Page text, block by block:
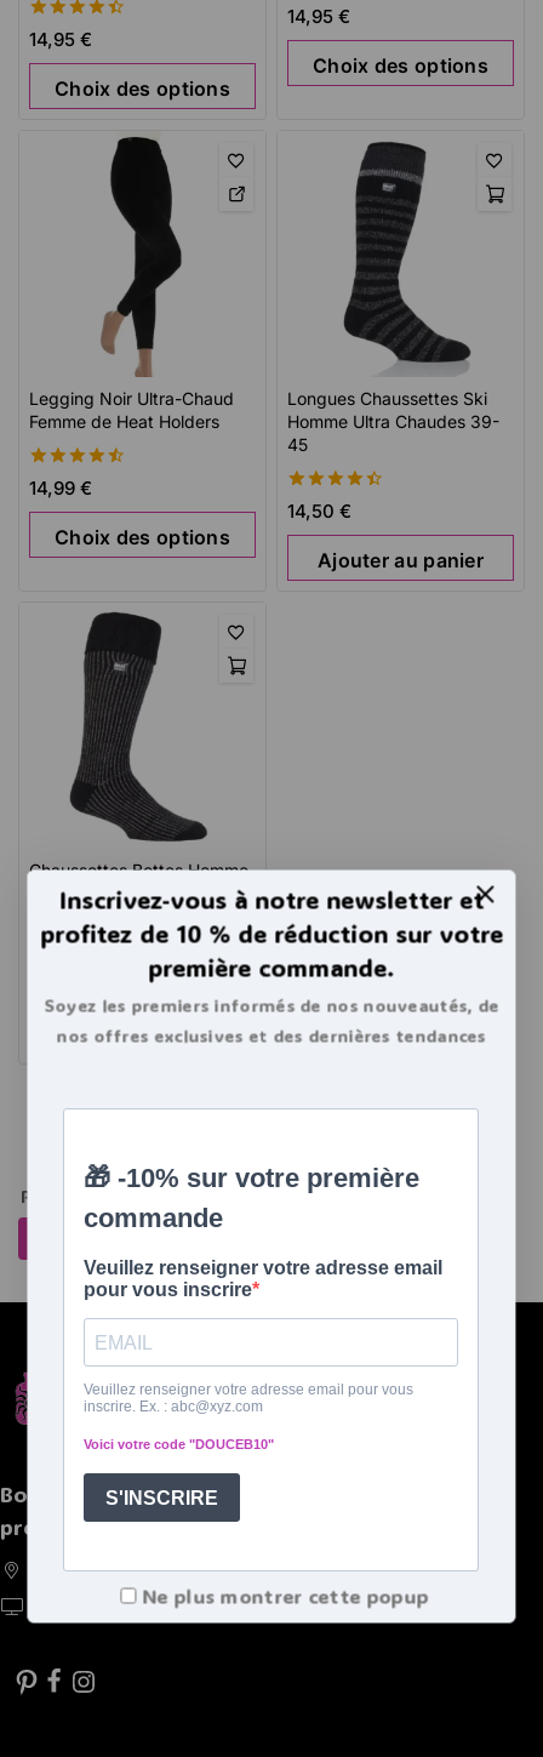
4.52
de 5
14,95 €
Choix des options
4.60
de 5
14,95 €
Choix des options
Legging Noir Ultra-Chaud
Femme de Heat Holders
4.59
de 5
14,99 €
Choix des options
Longues Chaussettes Ski
Homme Ultra Chaudes 39-
45
4.49
de 5
14,50 €
Ajouter au panier
Chaussettes Bottes Homme
avec bords Ultra Chaudes
39-45
de 5
Ajouter au panier
Afficher Plus De Produits
Précédente
Boutique spécialisée de bouillottes et autres
produits chaleureux
France, Belgique, Suisse, Luxembourg
https://doucebouillote.fr
Inscrivez-vous à notre newsletter et
profitez de 10 % de réduction sur votre
première commande.
Soyez les premiers informés de nos nouveautés, de
nos offres exclusives et des dernières tendances
Ne plus montrer cette popup